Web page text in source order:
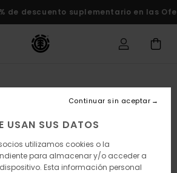
de descuento suplementario en las
USAN SUS DATOS
utilizamos cookies o la
para almacenar y/o acceder a
Esta información personal
Continuar sin aceptar